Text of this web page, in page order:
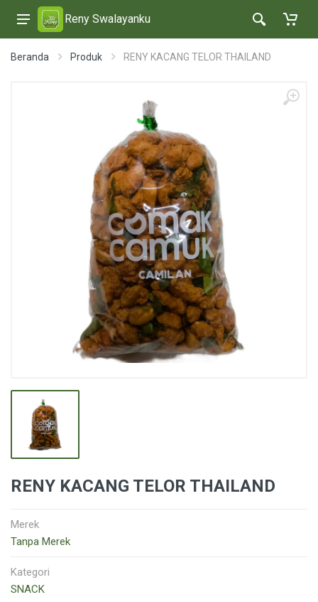
Reny Swalayanku
Beranda Produk RENY KACANG TELOR THAILAND
RENY KACANG TELOR THAILAND
Merek
Tanpa Merek
Kategori
SNACK